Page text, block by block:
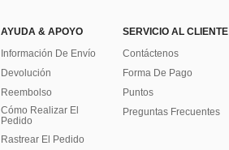
AYUDA & APOYO
Información De Envío
Devolución
Reembolso
Cómo Realizar El
Pedido
Rastrear El Pedido
SERVICIO AL CLIENTE
Contáctenos
Forma De Pago
Puntos
Preguntas Frecuentes